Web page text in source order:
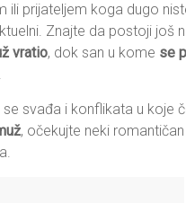
prijateljem koga dugo
Znajte da postoji još
vratio, dok san u kome se
se svađa i konflikata u koje
, očekujte neki